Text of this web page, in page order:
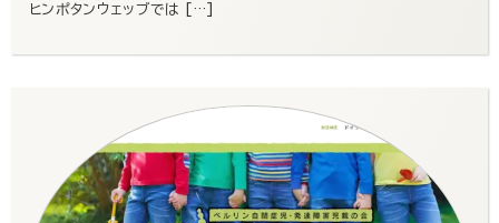
ヒンポタンウェッブでは […]